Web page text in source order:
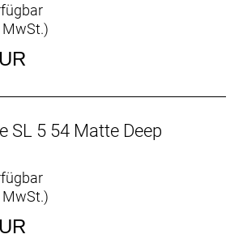
internes Staufach bietet
zur Unterbringung von Werkzeug
während sich am Oberrohr eine
sicher anschrauben lässt.
IsoSpeed schluckt
und spart
Speed
Carbon ist aufgrund der
MwSt.)
SL 5 54 Matte Deep
MwSt.)